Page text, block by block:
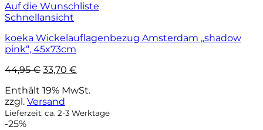
Auf die Wunschliste
Schnellansicht
koeka Wickelauflagenbezug Amsterdam „shadow
pink“, 45x73cm
44,95€ Ursprünglicher
war:
44,95 €
33,70 €
ist:
Enthält 19% MwSt.
zzgl. Versand
Lieferzeit: ca. 2-3 Werktage
-25%